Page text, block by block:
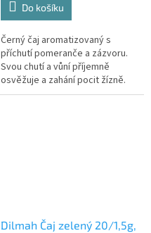
Do košíku
Černý čaj aromatizovaný s
příchutí pomeranče a zázvoru.
Svou chutí a vůní příjemně
osvěžuje a zahání pocit žízně.
Dilmah Čaj zelený 20/1,5g,